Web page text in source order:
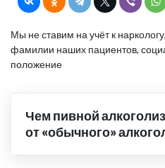
Мы не ставим на учёт к
фамилии наших пациентов,
положение
Чем пивной
от «обычного»